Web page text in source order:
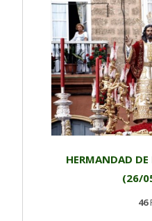
HERMANDAD
(26/
46